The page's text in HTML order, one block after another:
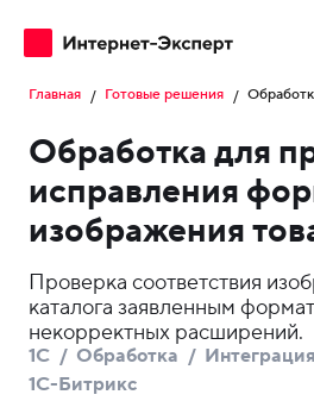
Разработка
Аудиты
Поддержка
Главная Готовые решения
Обработка для
исправления
изображения
Проверка соответствия
каталога заявленным
некорректных расширений.
1С Обработка Интеграция
1С-Битрикс